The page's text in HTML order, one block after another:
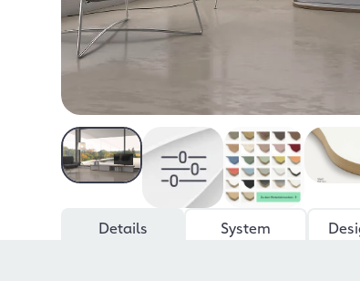
Details
System